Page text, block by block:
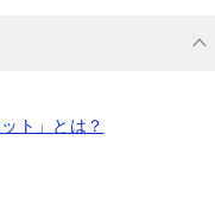
ト」とは？